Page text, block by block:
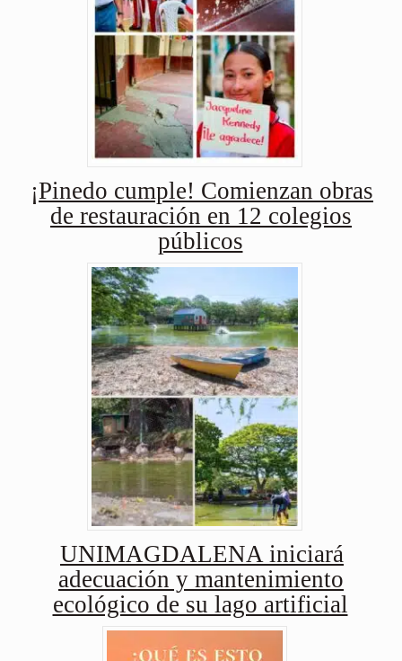
¡Pinedo cumple! Comienzan obras
de restauración en 12 colegios
públicos
UNIMAGDALENA iniciará
adecuación y mantenimiento
ecológico de su lago artificial